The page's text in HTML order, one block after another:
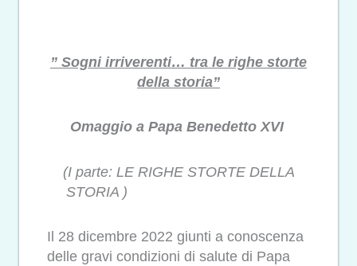
” Sogni irriverenti… tra le righe storte
della storia”
Omaggio a Papa Benedetto XVI
(I parte: LE RIGHE STORTE DELLA
STORIA )
Il 28 dicembre 2022 giunti a conoscenza
delle gravi condizioni di salute di Papa